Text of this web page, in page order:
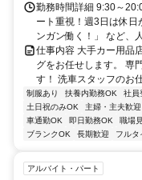
勤務時間詳細 9:30～
ート重視！週3日は休
ンガン働く！」 など、
仕事内容 大手カー用品
グをお任せします。 専
す！ 洗車スタッフ
制服あり 扶養内勤務OK 社員
土日祝のみOK
主婦・主夫歓迎
車通勤OK
即日勤務OK 職場
ブランクOK
長期歓迎 フルタ
アルバイト・パート